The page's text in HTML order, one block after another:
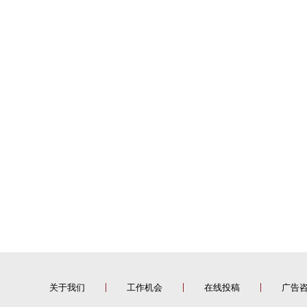
关于我们 工作机会 在线投稿 广告